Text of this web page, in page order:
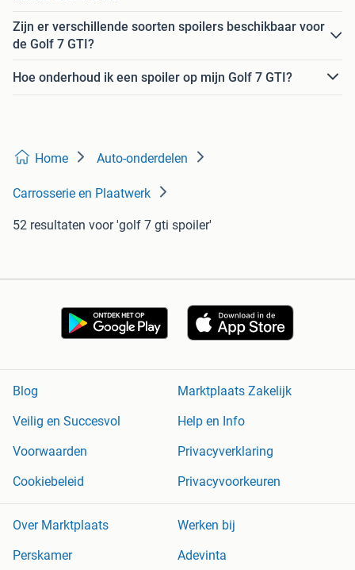
Zijn er verschillende soorten spoilers beschikbaar voor
de Golf 7 GTI?
Hoe onderhoud ik een spoiler op mijn Golf 7 GTI?
Home Auto-onderdelen
Carrosserie en Plaatwerk
52 resultaten voor 'golf 7 gti spoiler'
Blog
Marktplaats Zakelijk
Veilig en Succesvol
Help en Info
Voorwaarden
Privacyverklaring
Cookiebeleid
Privacyvoorkeuren
Over Marktplaats
Werken bij
Perskamer
Adevinta